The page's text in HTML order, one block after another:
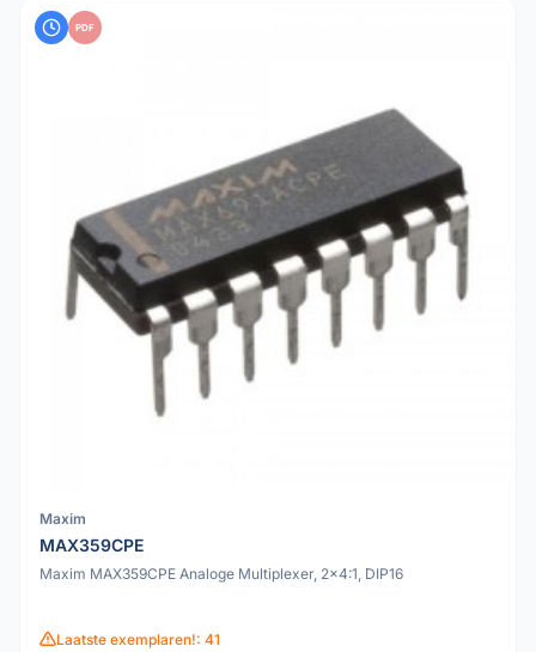
PDF
Maxim
MAX359CPE
Maxim MAX359CPE Analoge Multiplexer, 2x4:1, DIP16
Laatste exemplaren!: 41